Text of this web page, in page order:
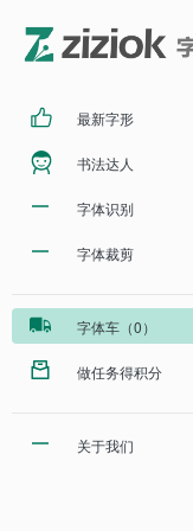
最新字形
书法达人
字体识别
字体裁剪
字体车（0）
做任务得积分
关于我们